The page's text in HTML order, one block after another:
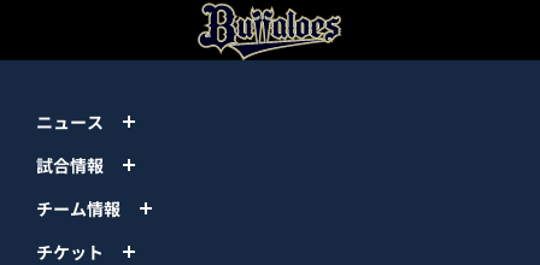
ニュース
試合情報
チーム情報
チケット